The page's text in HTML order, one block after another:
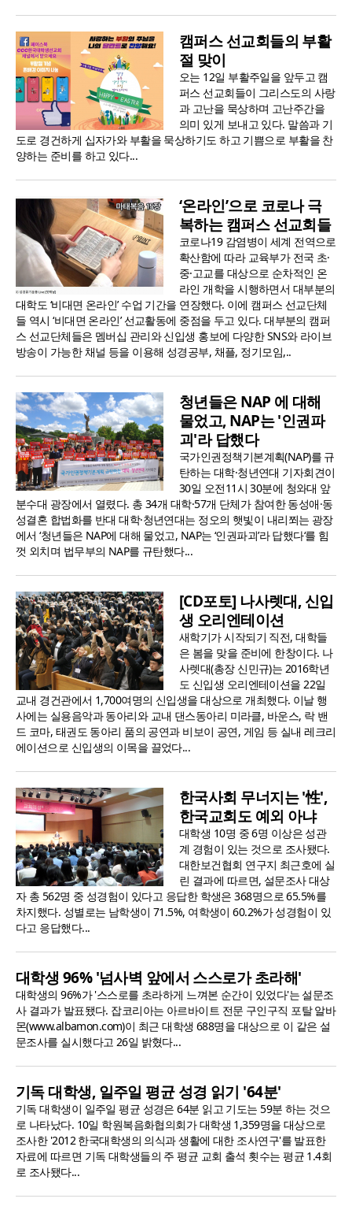
캠퍼스 선교회들의 부활
절 맞이
오는 12일 부활주일을 앞두고 캠
퍼스 선교회들이 그리스도의 사랑
과 고난을 묵상하며 고난주간을
의미 있게 보내고 있다. 말씀과 기
도로 경건하게 십자가와 부활을 묵상하기도 하고 기쁨으로 부활을 찬
양하는 준비를 하고 있다...
‘온라인’으로 코로나 극
복하는 캠퍼스 선교회들
코로나19 감염병이 세계 전역으로
확산함에 따라 교육부가 전국 초·
중·고교를 대상으로 순차적인 온
라인 개학을 시행하면서 대부분의
대학도 ‘비대면 온라인’ 수업 기간을 연장했다. 이에 캠퍼스 선교단체
들 역시 ‘비대면 온라인’ 선교활동에 중점을 두고 있다. 대부분의 캠퍼
스 선교단체들은 멤버십 관리와 신입생 홍보에 다양한 SNS와 라이브
방송이 가능한 채널 등을 이용해 성경공부, 채플, 정기모임,..
청년들은 NAP 에 대해
물었고, NAP는 '인권파
괴'라 답했다
국가인권정책기본계획(NAP)를 규
탄하는 대학·청년연대 기자회견이
30일 오전11시 30분에 청와대 앞
분수대 광장에서 열렸다. 총 34개 대학·57개 단체가 참여한 동성애·동
성결혼 합법화를 반대 대학·청년연대는 정오의 햇빛이 내리쬐는 광장
에서 ‘청년들은 NAP에 대해 물었고, NAP는 ‘인권파괴’라 답했다‘를 힘
껏 외치며 법무부의 NAP를 규탄했다...
[CD포토] 나사렛대, 신입
생 오리엔테이션
새학기가 시작되기 직전, 대학들
은 봄을 맞을 준비에 한창이다. 나
사렛대(총장 신민규)는 2016학년
도 신입생 오리엔테이션을 22일
교내 경건관에서 1,700여명의 신입생을 대상으로 개최했다. 이날 행
사에는 실용음악과 동아리와 교내 댄스동아리 미라클, 바운스, 락 밴
드 코마, 태권도 동아리 품의 공연과 비보이 공연, 게임 등 실내 레크리
에이션으로 신입생의 이목을 끌었다...
한국사회 무너지는 '性',
한국교회도 예외 아냐
대학생 10명 중 6명 이상은 성관
계 경험이 있는 것으로 조사됐다.
대한보건협회 연구지 최근호에 실
린 결과에 따르면, 설문조사 대상
자 총 562명 중 성경험이 있다고 응답한 학생은 368명으로 65.5%를
차지했다. 성별로는 남학생이 71.5%, 여학생이 60.2%가 성경험이 있
다고 응답했다...
대학생 96% '넘사벽 앞에서 스스로가 초라해'
대학생의 96%가 '스스로를 초라하게 느껴본 순간이 있었다'는 설문조
사 결과가 발표됐다. 잡코리아는 아르바이트 전문 구인구직 포탈 알바
몬(www.albamon.com)이 최근 대학생 688명을 대상으로 이 같은 설
문조사를 실시했다고 26일 밝혔다...
기독 대학생, 일주일 평균 성경 읽기 '64분'
기독 대학생이 일주일 평균 성경은 64분 읽고 기도는 59분 하는 것으
로 나타났다. 10일 학원복음화협의회가 대학생 1,359명을 대상으로
조사한 '2012 한국대학생의 의식과 생활에 대한 조사연구'를 발표한
자료에 따르면 기독 대학생들의 주 평균 교회 출석 횟수는 평균 1.4회
로 조사됐다...